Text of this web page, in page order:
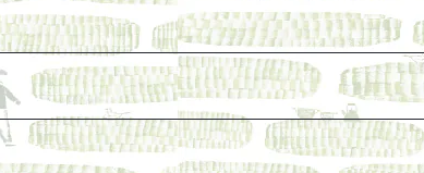
れど、長く売り続けたい一冊